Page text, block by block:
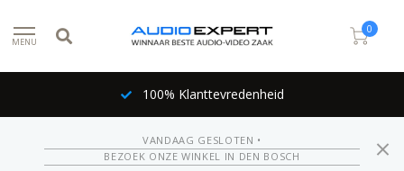
MENU
0
100% Klanttevredenheid
VANDAAG GESLOTEN •
BEZOEK ONZE WINKEL IN DEN BOSCH